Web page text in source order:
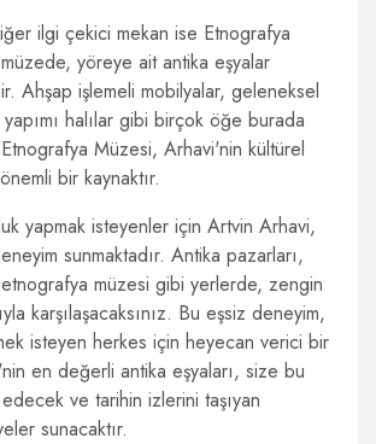
ilgi çekici mekan ise Etnografya
yöreye ait antika eşyalar
Ahşap işlemeli mobilyalar, geleneksel
halılar gibi birçok öğe burada
Müzesi, Arhavi'nin kültürel
bir kaynaktır.
yapmak isteyenler için Artvin Arhavi,
sunmaktadır. Antika pazarları,
müzesi gibi yerlerde, zengin
karşılaşacaksınız. Bu eşsiz deneyim,
isteyen herkes için heyecan verici bir
en değerli antika eşyaları, size bu
ve tarihin izlerini taşıyan
sunacaktır.